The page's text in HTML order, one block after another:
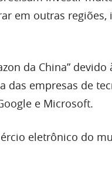
em outras regiões,
da China”
das empresas de
e Microsoft.
eletrônico do